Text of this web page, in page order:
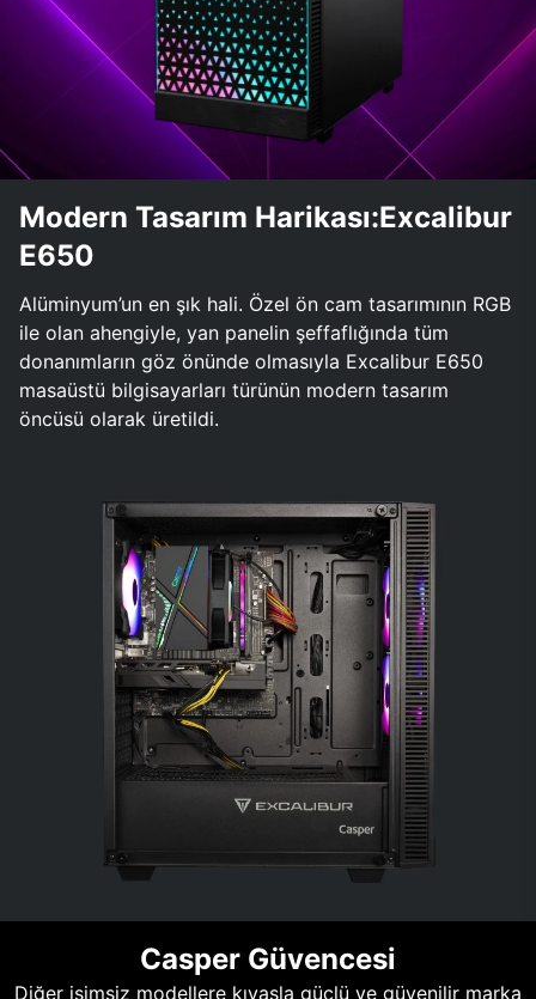
Modern Tasarım Harikası:Excalibur
E650
Alüminyum’un en şık hali. Özel ön cam tasarımının RGB
ile olan ahengiyle, yan panelin şeffaflığında tüm
donanımların göz önünde olmasıyla Excalibur E650
masaüstü bilgisayarları türünün modern tasarım
öncüsü olarak üretildi.
Casper Güvencesi
Diğer isimsiz modellere kıyasla güçlü ve güvenilir marka